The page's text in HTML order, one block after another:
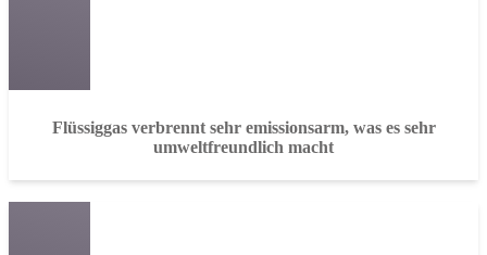
Flüssiggas verbrennt sehr emissionsarm, was es sehr
umweltfreundlich macht